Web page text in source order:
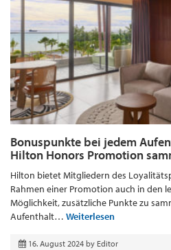
Bonuspunkte bei jedem
Hilton Honors Promotion
Hilton bietet Mitgliedern des
Rahmen einer Promotion auch in den
Möglichkeit, zusätzliche Punkte zu
Aufenthalt… Weiterlesen
16. August 2024 by Editor